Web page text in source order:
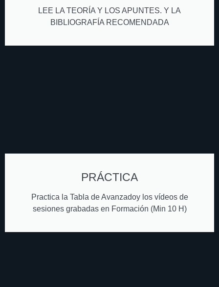
LEE LA TEORÍA Y LOS APUNTES. Y LA
BIBLIOGRAFÍA RECOMENDADA
PRÁCTICA
Practica la Tabla de Avanzadoy los vídeos de
sesiones grabadas en Formación (Min 10 H)